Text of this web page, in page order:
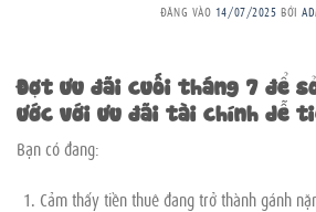
ĐĂNG VÀO 14/07/2025 BỞI
Đợt ưu đãi cuối tháng 7 để
ước với ưu đãi tài chính dễ
Bạn có đang:
Cảm thấy tiền thuê đang trở thành gánh